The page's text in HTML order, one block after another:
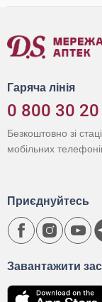
Гаряча лінія
0 800 30
Безкоштовно зі
мобільних
Завантажити
Приєднуйтесь